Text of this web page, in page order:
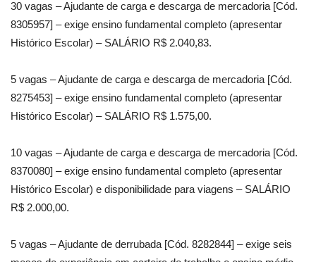
30 vagas – Ajudante de carga e descarga de mercadoria [Cód.
8305957] – exige ensino fundamental completo (apresentar
Histórico Escolar) – SALÁRIO R$ 2.040,83.
5 vagas – Ajudante de carga e descarga de mercadoria [Cód.
8275453] – exige ensino fundamental completo (apresentar
Histórico Escolar) – SALÁRIO R$ 1.575,00.
10 vagas – Ajudante de carga e descarga de mercadoria [Cód.
8370080] – exige ensino fundamental completo (apresentar
Histórico Escolar) e disponibilidade para viagens – SALÁRIO
R$ 2.000,00.
5 vagas – Ajudante de derrubada [Cód. 8282844] – exige seis